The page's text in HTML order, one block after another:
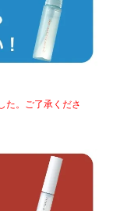
た。ご了承くださ